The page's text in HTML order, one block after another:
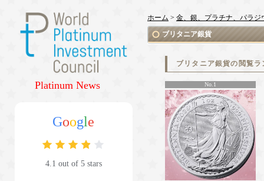
Platinum News
Google
4.1 out of 5 stars
ホーム > 金、銀、プラチナ、パラジ
ブリタニア銀貨
ブリタニア銀貨の閲覧ラ
No.1